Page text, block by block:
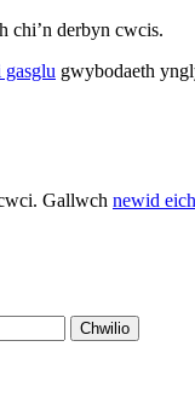
chi’n derbyn cwcis.
gwybodaeth
Gallwch newid
Chwilio